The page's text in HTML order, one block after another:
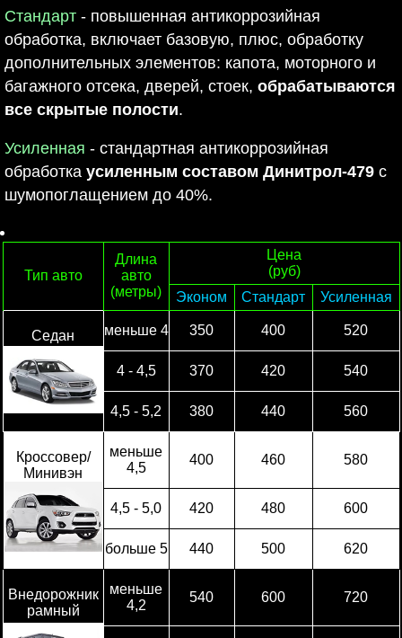
Стандарт - повышенная антикоррозийная
обработка, включает базовую, плюс, обработку
дополнительных элементов: капота, моторного и
багажного отсека, дверей, стоек, обрабатываются
все скрытые полости.
Усиленная - стандартная антикоррозийная
обработка усиленным составом Динитрол-479 с
шумопоглащением до 40%.
Тип авто
Длина
авто
(метры)
Цена
(руб)
Эконом
Стандарт Усиленная
Седан меньше 4 350 400 520
4 - 4,5 370 420 540
4,5 - 5,2 380 440 560
Кроссовер/
Минивэн
меньше
4,5
400 460 580
4,5 - 5,0 420 480 600
больше 5 440 500 620
Внедорожник
рамный
меньше
4,2
540 600 720